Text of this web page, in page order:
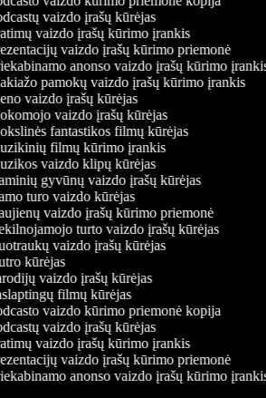
vaizdo įrašų kūrėjas
vaizdo įrašų kūrimo įrankis
vaizdo įrašų kūrimo priemonė
anonso vaizdo įrašų kūrimo įrankis
pamokų vaizdo įrašų kūrimo įrankis
vaizdo įrašų kūrėjas
vaizdo įrašų kūrėjas
fantastikos filmų kūrėjas
filmų kūrimo įrankis
vaizdo klipų kūrėjas
gyvūnų vaizdo įrašų kūrėjas
turo vaizdo kūrėjas
vaizdo įrašų kūrimo priemonė
turto vaizdo įrašų kūrėjas
vaizdo įrašų kūrėjas
kūrėjas
vaizdo įrašų kūrėjas
filmų kūrėjas
vaizdo kūrimo priemonė kopija
vaizdo įrašų kūrėjas
vaizdo įrašų kūrimo įrankis
vaizdo įrašų kūrimo priemonė
anonso vaizdo įrašų kūrimo įrankis